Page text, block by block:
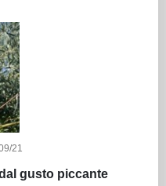
21
gusto piccante